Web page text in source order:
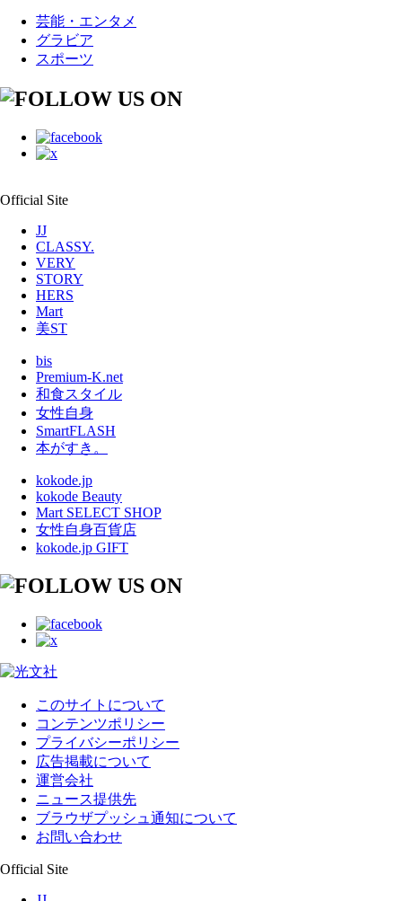
芸能・エンタメ
グラビア
スポーツ
Official Site
JJ
CLASSY.
VERY
STORY
HERS
Mart
美ST
bis
Premium-K.net
和食スタイル
女性自身
SmartFLASH
本がすき。
kokode.jp
kokode Beauty
Mart SELECT SHOP
女性自身百貨店
kokode.jp GIFT
このサイトについて
コンテンツポリシー
プライバシーポリシー
広告掲載について
運営会社
ニュース提供先
ブラウザプッシュ通知について
お問い合わせ
Official Site